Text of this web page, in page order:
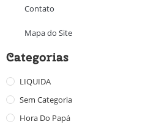
Contato
Mapa do Site
Categorias
LIQUIDA
Sem Categoria
Hora Do Papá